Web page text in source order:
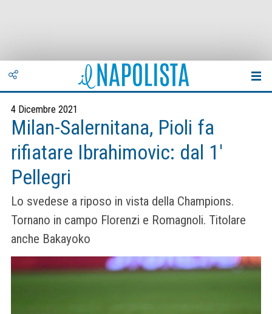
4 Dicembre 2021
Milan-Salernitana, Pioli fa
rifiatare Ibrahimovic: dal 1′
Pellegri
Lo svedese a riposo in vista della Champions.
Tornano in campo Florenzi e Romagnoli. Titolare
anche Bakayoko